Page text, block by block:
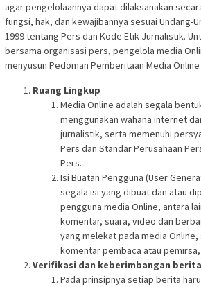
agar pengelolaannya dapat dilaksanakan
fungsi, hak, dan kewajibannya sesuai Undang-
1999 tentang Pers dan Kode Etik Jurnalistik.
bersama organisasi pers, pengelola media
menyusun Pedoman Pemberitaan Media
Ruang Lingkup
Media Online adalah segala
menggunakan wahana internet
jurnalistik, serta memenuhi
Pers dan Standar Perusahaan
Pers.
Isi Buatan Pengguna (User
segala isi yang dibuat dan atau
pengguna media Online, antara
komentar, suara, video dan
yang melekat pada media
komentar pembaca atau
Verifikasi dan keberimbangan berita
Pada prinsipnya setiap berita